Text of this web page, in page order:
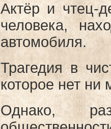
Актёр и чтец-
человека,
автомобиля.
Трагедия в
которое нет
Однако,